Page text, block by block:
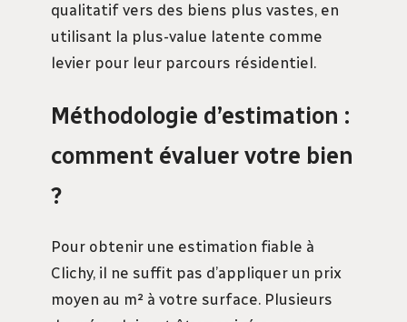
qualitatif vers des biens plus vastes, en
utilisant la plus-value latente comme
levier pour leur parcours résidentiel.
Méthodologie d’estimation :
comment évaluer votre bien
?
Pour obtenir une estimation fiable à
Clichy, il ne suffit pas d’appliquer un prix
moyen au m² à votre surface. Plusieurs